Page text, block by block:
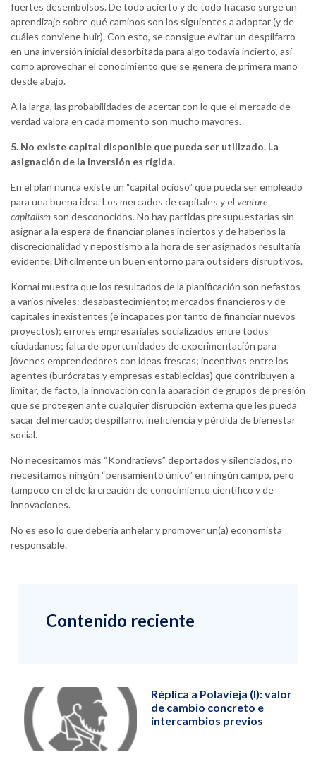
fuertes desembolsos. De todo acierto y de todo fracaso surge un
aprendizaje sobre qué caminos son los siguientes a adoptar (y de
cuáles conviene huir). Con esto, se consigue evitar un despilfarro
en una inversión inicial desorbitada para algo todavía incierto, así
como aprovechar el conocimiento que se genera de primera mano
desde abajo.
A la larga, las probabilidades de acertar con lo que el mercado de
verdad valora en cada momento son mucho mayores.
5. No existe capital disponible que pueda ser utilizado. La
asignación de la inversión es rígida.
En el plan nunca existe un “capital ocioso” que pueda ser empleado
para una buena idea. Los mercados de capitales y el venture
capitalism son desconocidos. No hay partidas presupuestarias sin
asignar a la espera de financiar planes inciertos y de haberlos la
discrecionalidad y nepostismo a la hora de ser asignados resultaría
evidente. Difícilmente un buen entorno para outsiders disruptivos.
Kornai muestra que los resultados de la planificación son nefastos
a varios niveles: desabastecimiento; mercados financieros y de
capitales inexistentes (e incapaces por tanto de financiar nuevos
proyectos); errores empresariales socializados entre todos
ciudadanos; falta de oportunidades de experimentación para
jóvenes emprendedores con ideas frescas; incentivos entre los
agentes (burócratas y empresas establecidas) que contribuyen a
limitar, de facto, la innovación con la aparación de grupos de presión
que se protegen ante cualquier disrupción externa que les pueda
sacar del mercado; despilfarro, ineficiencia y pérdida de bienestar
social.
No necesitamos más “Kondratievs” deportados y silenciados, no
necesitamos ningún “pensamiento único” en ningún campo, pero
tampoco en el de la creación de conocimiento científico y de
innovaciones.
No es eso lo que debería anhelar y promover un(a) economista
responsable.
Contenido reciente
Réplica a Polavieja (I): valor
de cambio concreto e
intercambios previos